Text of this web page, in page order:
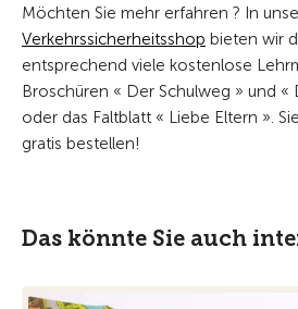
Möchten Sie mehr erfahren ? In
Verkehrssicherheitsshop bieten wir
entsprechend viele kostenlose
Broschüren « Der Schulweg » und «
oder das Faltblatt « Liebe Eltern ».
gratis bestellen!
Das könnte Sie auch